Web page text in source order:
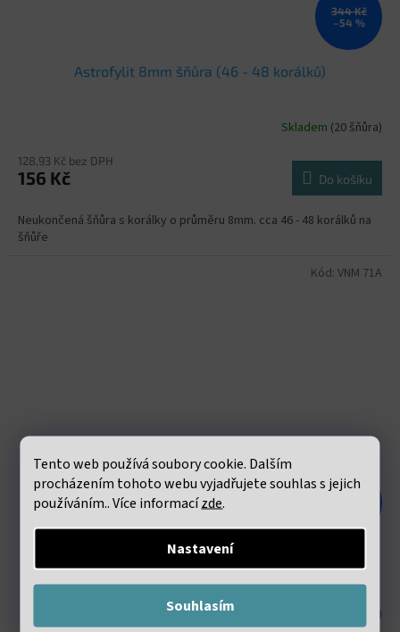
Tento web používá soubory cookie. Dalším
procházením tohoto webu vyjadřujete souhlas s jejich
používáním.. Více informacízde.
Nastavení
Souhlasím
344 Kč
–54 %
Astrofylit 8mm šňůra (46 - 48 korálků)
Skladem (20 šňůra)
128,93 Kč bez DPH
156 Kč Do košíku
Neukončená šňůra s korálky o průměru 8mm. cca 46 - 48 korálků na
šňůře
Selenit 8mm šňůra (46 - 48 korálků)
(18 šňůra)
Kód: VNM 71A